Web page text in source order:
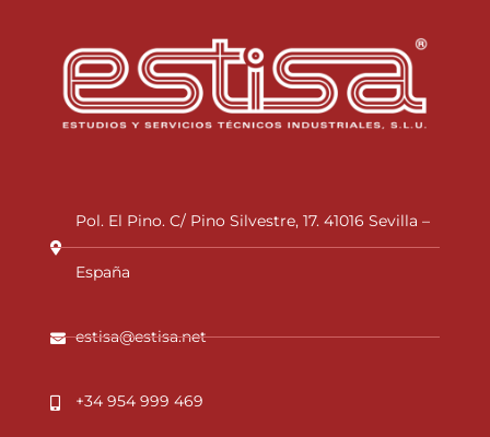
Pol. El Pino. C/ Pino Silvestre, 17. 41016 Sevilla –
España
estisa@estisa.net
+34 954 999 469